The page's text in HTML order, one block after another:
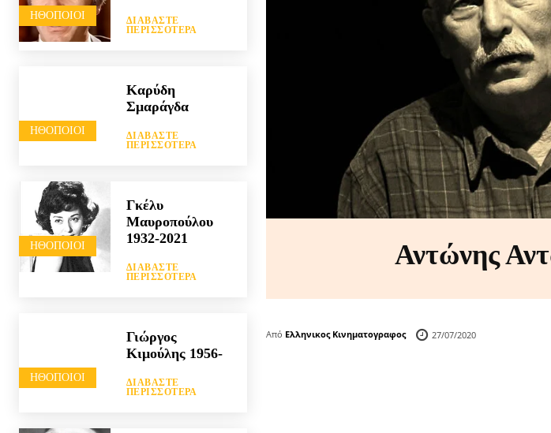
HΘΟΠΟΙΟΊ
ΔΙΑΒΆΣΤΕ
ΠΕΡΙΣΣΌΤΕΡΑ
HΘΟΠΟΙΟΊ
Καρύδη
Σμαράγδα
ΔΙΑΒΆΣΤΕ
ΠΕΡΙΣΣΌΤΕΡΑ
HΘΟΠΟΙΟΊ
Γκέλυ
Μαυροπούλου
1932-2021
ΔΙΑΒΆΣΤΕ
ΠΕΡΙΣΣΌΤΕΡΑ
HΘΟΠΟΙΟΊ
Γιώργος
Κιμούλης 1956-
ΔΙΑΒΆΣΤΕ
ΠΕΡΙΣΣΌΤΕΡΑ
Αντώνης
Από Ελληνικος Κινηματογραφος 27/07/2020